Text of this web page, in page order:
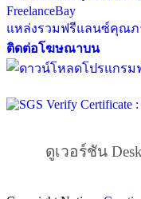
FreelanceBay
แหล่งรวมฟรีแลนซ์คุณภ
ติดต่อโฆษณาบน
ดูเวอร์ชัน